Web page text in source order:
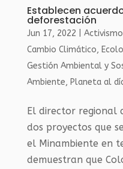
Establecen
deforestación
Jun 17, 2022
Cambio Climático,
Gestión Ambiental y
Ambiente, Planeta al
El director regional
dos proyectos que
el Minambiente en
demuestran que